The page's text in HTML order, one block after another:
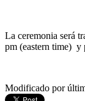
La ceremonia será
pm (eastern time) y
Modificado por